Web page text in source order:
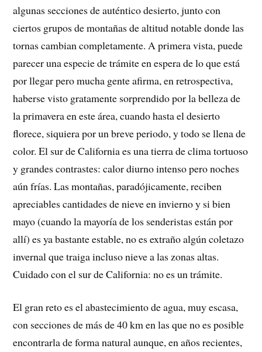
algunas secciones de auténtico desierto, junto con
ciertos grupos de montañas de altitud notable donde las
tornas cambian completamente. A primera vista, puede
parecer una especie de trámite en espera de lo que está
por llegar pero mucha gente afirma, en retrospectiva,
haberse visto gratamente sorprendido por la belleza de
la primavera en este área, cuando hasta el desierto
florece, siquiera por un breve periodo, y todo se llena de
color. El sur de California es una tierra de clima tortuoso
y grandes contrastes: calor diurno intenso pero noches
aún frías. Las montañas, paradójicamente, reciben
apreciables cantidades de nieve en invierno y si bien
mayo (cuando la mayoría de los senderistas están por
allí) es ya bastante estable, no es extraño algún coletazo
invernal que traiga incluso nieve a las zonas altas.
Cuidado con el sur de California: no es un trámite.
El gran reto es el abastecimiento de agua, muy escasa,
con secciones de más de 40 km en las que no es posible
encontrarla de forma natural aunque, en años recientes,